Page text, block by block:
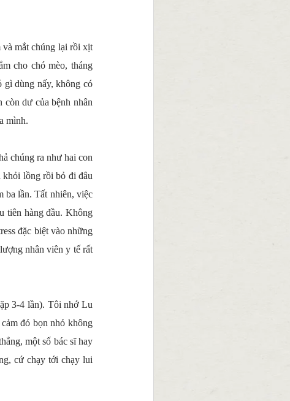
và mắt chúng lại rồi xịt
cho chó mèo, tháng
gì dùng nấy, không có
dư của bệnh nhân
mình.
chúng ra như hai con
khỏi lồng rồi bỏ đi đâu
ba lần. Tất nhiên, việc
tiên hàng đầu. Không
đặc biệt vào những
nhân viên y tế rất
3-4 lần). Tôi nhớ Lu
đó bọn nhỏ không
một số bác sĩ hay
cứ chạy tới chạy lui